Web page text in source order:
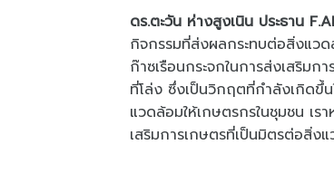
ดร.ตะวัน ห่างสูงเนิน ประธาน
กิจกรรมที่ส่งผลกระทบต่อสิ่งแวด
ก๊าซเรือนกระจกในการส่งเสริม
ที่โล่ง ซึ่งเป็นวิกฤตที่กำลังเกิด
แวดล้อมให้เกษตรกรในชุมชน เ
เสริมการเกษตรที่เป็นมิตรต่อสิ่ง